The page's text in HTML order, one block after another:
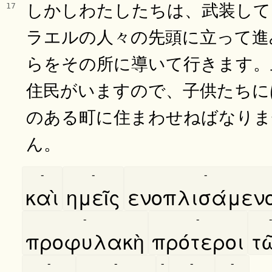
17
しかしわたしたちは、武装し
ラエルの人々の先頭に立って
らをその所に導いて行きます
住民がいますので、子供たち
のある町に住まわせねばなり
ん。
καὶ
-
ημεῖς
- -
προφυλακὴ
-
πρότεροι
- -
- - - - -